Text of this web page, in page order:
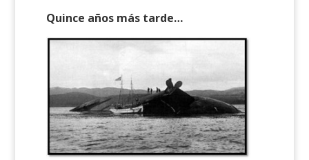
Quince años más tarde…